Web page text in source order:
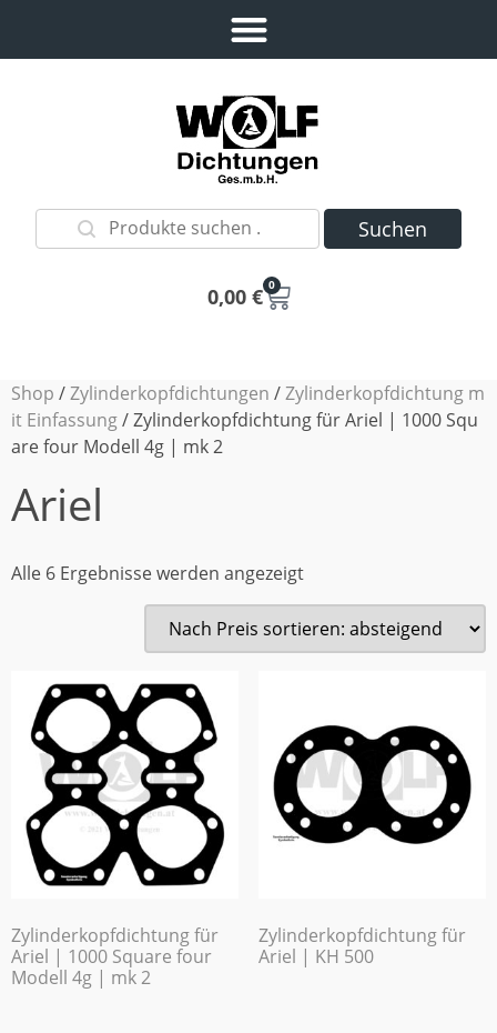
Suchen
0,00 € 0
Shop /Zylinderkopfdichtungen /Zylinderkopfdichtung m
it Einfassung/ Zylinderkopfdichtung für Ariel | 1000 Squ
are four Modell 4g | mk 2
Ariel
Alle 6 Ergebnisse werden angezeigt
Zylinderkopfdichtung für
Ariel | 1000 Square four
Modell 4g | mk 2
Zylinderkopfdichtung für
Ariel | KH 500